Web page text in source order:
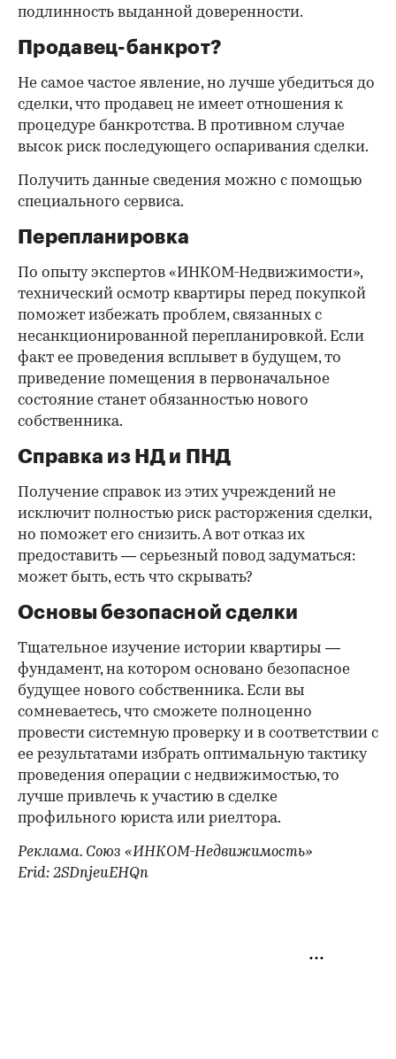
подлинность выданной доверенности.
Продавец-банкрот?
Не самое частое явление, но лучше убедиться до
сделки, что продавец не имеет отношения к
процедуре банкротства. В противном случае
высок риск последующего оспаривания сделки.
Получить данные сведения можно с помощью
специального сервиса.
Перепланировка
По опыту экспертов «ИНКОМ-Недвижимости»,
технический осмотр квартиры перед покупкой
поможет избежать проблем, связанных с
несанкционированной перепланировкой. Если
факт ее проведения всплывет в будущем, то
приведение помещения в первоначальное
состояние станет обязанностью нового
собственника.
Справка из НД и ПНД
Получение справок из этих учреждений не
исключит полностью риск расторжения сделки,
но поможет его снизить. А вот отказ их
предоставить — серьезный повод задуматься:
может быть, есть что скрывать?
Основы безопасной сделки
Тщательное изучение истории квартиры —
фундамент, на котором основано безопасное
будущее нового собственника. Если вы
сомневаетесь, что сможете полноценно
провести системную проверку и в соответствии с
ее результатами избрать оптимальную тактику
проведения операции с недвижимостью, то
лучше привлечь к участию в сделке
профильного юриста или риелтора.
Реклама. Союз «ИНКОМ-Недвижимость»
Erid: 2SDnjeuEHQn